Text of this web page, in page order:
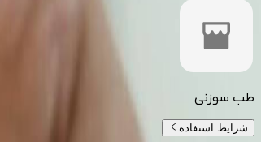
طب سوزنی
شرایط استفاده